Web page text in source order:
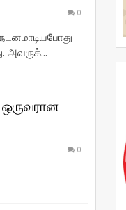
0
அவருக்...
0